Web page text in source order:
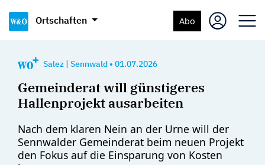
Ortschaften Abo
Salez | Sennwald • 01.07.2026
Gemeinderat will günstigeres
Hallenprojekt ausarbeiten
Nach dem klaren Nein an der Urne will der
Sennwalder Gemeinderat beim neuen Projekt
den Fokus auf die Einsparung von Kosten